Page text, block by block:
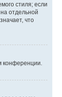
стиля; если
отдельной
что
конференции.